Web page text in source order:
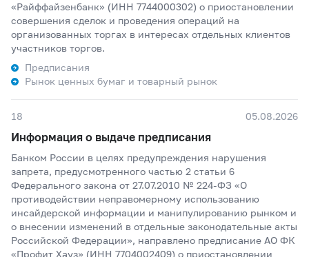
«Райффайзенбанк» (ИНН 7744000302) о приостановлении
совершения сделок и проведения операций на
организованных торгах в интересах отдельных клиентов
участников торгов.
Предписания
Рынок ценных бумаг и товарный рынок
18 05.08.2026
Информация о выдаче предписания
Банком России в целях предупреждения нарушения
запрета, предусмотренного частью 2 статьи 6
Федерального закона от 27.07.2010 № 224-ФЗ «О
противодействии неправомерному использованию
инсайдерской информации и манипулированию рынком и
о внесении изменений в отдельные законодательные акты
Российской Федерации», направлено предписание АО ФК
«Профит Хауз» (ИНН 7704002409) о приостановлении